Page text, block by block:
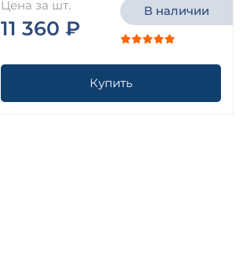
Цена за шт.
11 360 ₽
В наличии
Купить